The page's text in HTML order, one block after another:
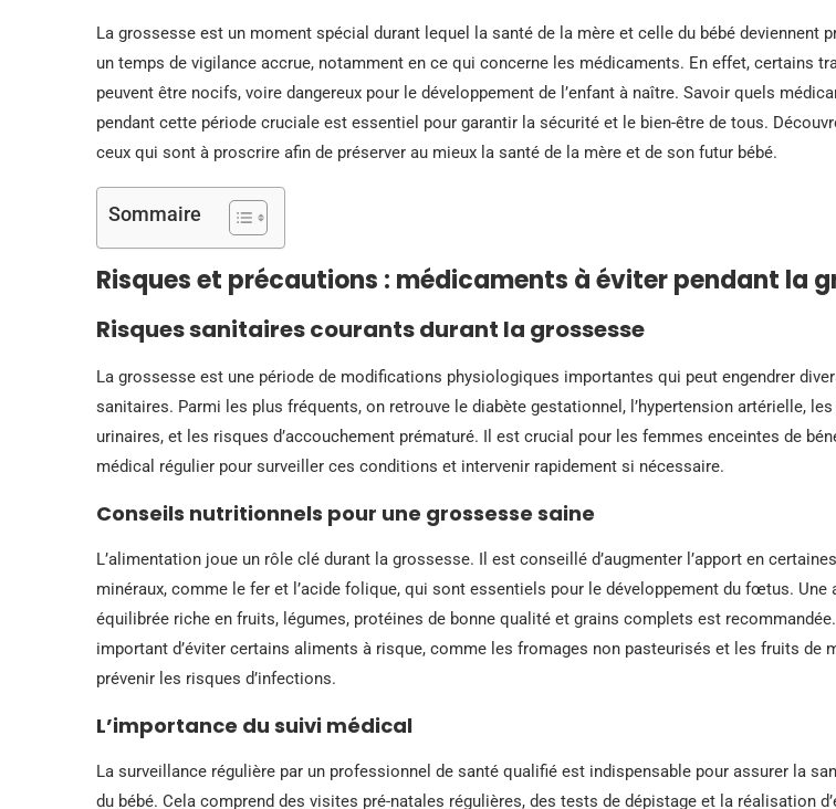
La grossesse est un moment spécial durant lequel la santé de la mère et celle du bébé deviennent
un temps de vigilance accrue, notamment en ce qui concerne les médicaments. En effet, certains
peuvent être nocifs, voire dangereux pour le développement de l’enfant à naître. Savoir quels
pendant cette période cruciale est essentiel pour garantir la sécurité et le bien-être de tous.
ceux qui sont à proscrire afin de préserver au mieux la santé de la mère et de son futur bébé.
Sommaire
Risques et précautions : médicaments à éviter pendant la
Risques sanitaires courants durant la grossesse
La grossesse est une période de modifications physiologiques importantes qui peut engendrer
sanitaires. Parmi les plus fréquents, on retrouve le diabète gestationnel, l’hypertension artérielle,
urinaires, et les risques d’accouchement prématuré. Il est crucial pour les femmes enceintes de
médical régulier pour surveiller ces conditions et intervenir rapidement si nécessaire.
Conseils nutritionnels pour une grossesse saine
L’alimentation joue un rôle clé durant la grossesse. Il est conseillé d’augmenter l’apport en
minéraux, comme le fer et l’acide folique, qui sont essentiels pour le développement du fœtus. Une
équilibrée riche en fruits, légumes, protéines de bonne qualité et grains complets est
important d’éviter certains aliments à risque, comme les fromages non pasteurisés et les fruits de
prévenir les risques d’infections.
L’importance du suivi médical
La surveillance régulière par un professionnel de santé qualifié est indispensable pour assurer la
du bébé. Cela comprend des visites pré-natales régulières, des tests de dépistage et la réalisation